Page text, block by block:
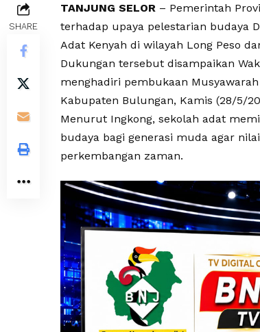
SHARE
TANJUNG SELOR – Pemerintah
terhadap upaya pelestarian budaya
Adat Kenyah di wilayah Long Peso
Dukungan tersebut disampaikan
menghadiri pembukaan
Kabupaten Bulungan, Kamis (28/5/
Menurut Ingkong, sekolah adat
budaya bagi generasi muda agar
perkembangan zaman.